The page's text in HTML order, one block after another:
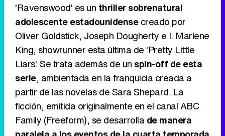
Tráiler de '33 días', la nueva serie de Atresplayer con Julián Villagrán y José Manuel Poga
'Ravenswood' es un thriller sobrenatural
adolescente estadounidensecreado por
Oliver Goldstick, Joseph Dougherty e I. Marlene
King, showrunner esta última de 'Pretty Little
Liars'. Se trata además de un spin-off de esta
serie, ambientada en la franquicia creada a
partir de las novelas de Sara Shepard. La
ficción, emitida originalmente en el canal ABC
Family (Freeform), se desarrolla de manera